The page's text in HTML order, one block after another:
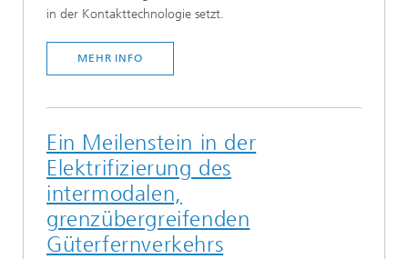
in der Kontakttechnologie setzt.
MEHR INFO
Ein Meilenstein in der
Elektrifizierung des
intermodalen,
grenzübergreifenden
Güterfernverkehrs